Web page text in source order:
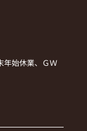
年始休業、ＧＷ